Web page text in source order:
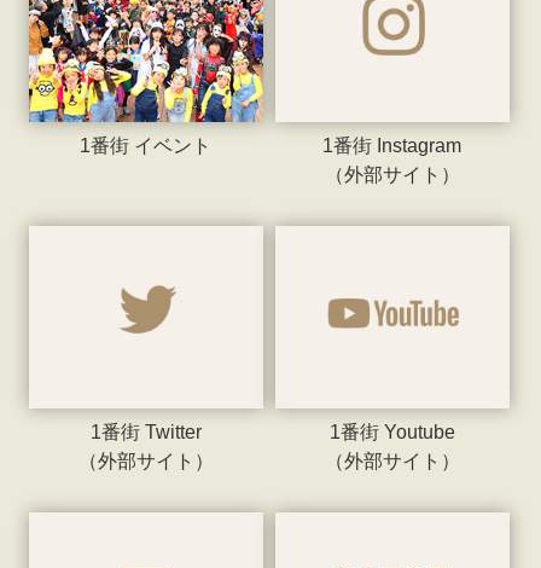
1番街 イベント
1番街 Instagram
（外部サイト）
1番街 Twitter
（外部サイト）
1番街 Youtube
（外部サイト）